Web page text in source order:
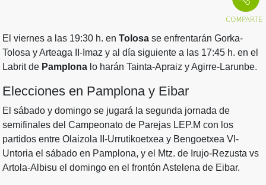
El viernes a las 19:30 h. en Tolosa se enfrentarán Gorka-
Tolosa y Arteaga II-Imaz y al día siguiente a las 17:45 h. en el
Labrit de Pamplona lo harán Tainta-Apraiz y Agirre-Larunbe.
Elecciones en Pamplona y Eibar
El sábado y domingo se jugará la segunda jornada de
semifinales del Campeonato de Parejas LEP.M con los
partidos entre Olaizola II-Urrutikoetxea y Bengoetxea VI-
Untoria el sábado en Pamplona, y el Mtz. de Irujo-Rezusta vs
Artola-Albisu el domingo en el frontón Astelena de Eibar.